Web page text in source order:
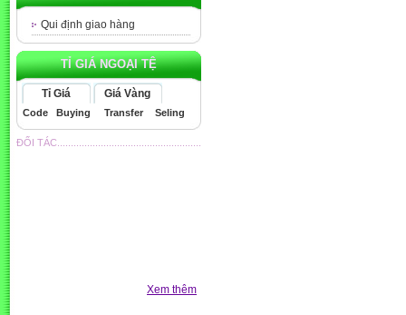
Qui định giao hàng
TỈ GIÁ NGOẠI TỆ
Tỉ Giá Giá Vàng
Code Buying Transfer Seling
ĐỐI TÁC.....................................................
Xem thêm